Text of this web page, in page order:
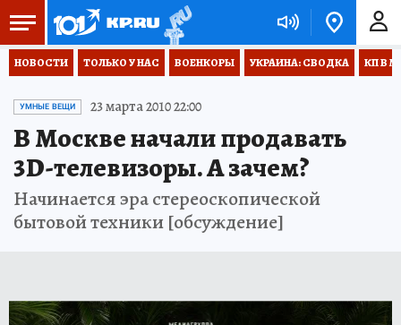
НОВОСТИ ТОЛЬКО У НАС ВОЕНКОРЫ УКРАИНА: СВОДКА КП В
УМНЫЕ ВЕЩИ 23 марта 2010 22:00
В Москве начали продавать
3D-телевизоры. А зачем?
Начинается эра стереоскопической
бытовой техники [обсуждение]